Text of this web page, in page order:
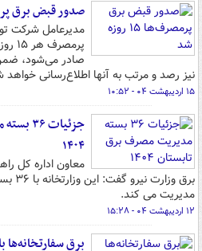
صدور قبض برق
مدیرعامل شرکت
صادر می‌شود،
نیز رصد و مرتب به آنها اطلاع‌رسانی
۱۵ اردیبهشت ۰۴ - ۱۰:۵۲
۱۴۰۴
معاون اداره کل
برق
مدیریت می کند.
۱۲ اردیبهشت ۰۴ - ۱۵:۲۸
برق سفارتخانه‌ها